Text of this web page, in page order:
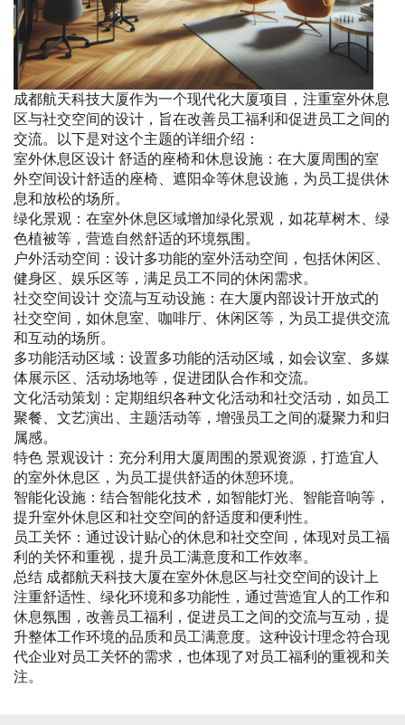
成都航天科技大厦作为一个现代化大厦项目，注重室外休息
区与社交空间的设计，旨在改善员工福利和促进员工之间的
交流。以下是对这个主题的详细介绍：
室外休息区设计 舒适的座椅和休息设施：在大厦周围的室
外空间设计舒适的座椅、遮阳伞等休息设施，为员工提供休
息和放松的场所。
绿化景观：在室外休息区域增加绿化景观，如花草树木、绿
色植被等，营造自然舒适的环境氛围。
户外活动空间：设计多功能的室外活动空间，包括休闲区、
健身区、娱乐区等，满足员工不同的休闲需求。
社交空间设计 交流与互动设施：在大厦内部设计开放式的
社交空间，如休息室、咖啡厅、休闲区等，为员工提供交流
和互动的场所。
多功能活动区域：设置多功能的活动区域，如会议室、多媒
体展示区、活动场地等，促进团队合作和交流。
文化活动策划：定期组织各种文化活动和社交活动，如员工
聚餐、文艺演出、主题活动等，增强员工之间的凝聚力和归
属感。
特色 景观设计：充分利用大厦周围的景观资源，打造宜人
的室外休息区，为员工提供舒适的休憩环境。
智能化设施：结合智能化技术，如智能灯光、智能音响等，
提升室外休息区和社交空间的舒适度和便利性。
员工关怀：通过设计贴心的休息和社交空间，体现对员工福
利的关怀和重视，提升员工满意度和工作效率。
总结 成都航天科技大厦在室外休息区与社交空间的设计上
注重舒适性、绿化环境和多功能性，通过营造宜人的工作和
休息氛围，改善员工福利，促进员工之间的交流与互动，提
升整体工作环境的品质和员工满意度。这种设计理念符合现
代企业对员工关怀的需求，也体现了对员工福利的重视和关
注。